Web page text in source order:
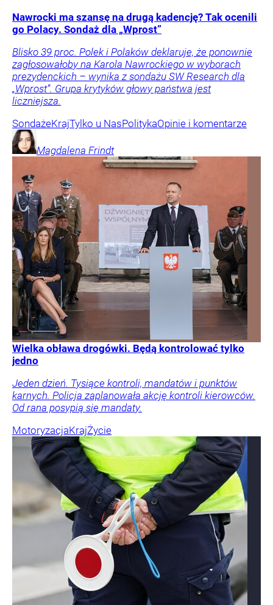
Nawrocki ma szansę na drugą kadencję? Tak ocenili
go Polacy. Sondaż dla „Wprost”
Blisko 39 proc. Polek i Polaków deklaruje, że ponownie
zagłosowałoby na Karola Nawrockiego w wyborach
prezydenckich – wynika z sondażu SW Research dla
„Wprost”. Grupa krytyków głowy państwa jest
liczniejsza.
SondażeKrajTylko u NasPolitykaOpinie i komentarze
Magdalena Frindt
Wielka obława drogówki. Będą kontrolować tylko
jedno
Jeden dzień. Tysiące kontroli, mandatów i punktów
karnych. Policja zaplanowała akcję kontroli kierowców.
Od rana posypią się mandaty.
MotoryzacjaKrajŻycie